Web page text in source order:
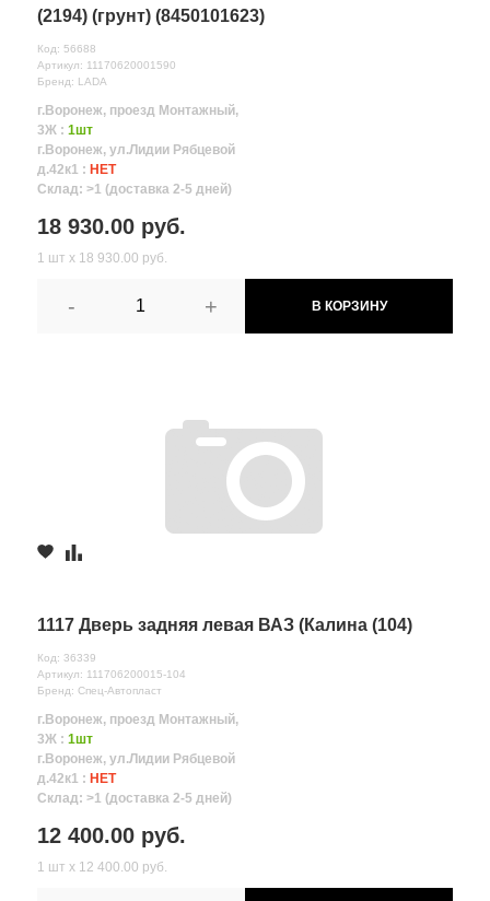
(2194) (грунт) (8450101623)
Код: 56688
Артикул: 11170620001590
Бренд: LADA
г.Воронеж, проезд Монтажный,
3Ж : 1шт
г.Воронеж, ул.Лидии Рябцевой
д.42к1 : НЕТ
Склад: >1 (доставка 2-5 дней)
18 930.00 руб.
1 шт х 18 930.00 руб.
- + В КОРЗИНУ
1117 Дверь задняя левая ВАЗ (Калина (104)
Код: 36339
Артикул: 111706200015-104
Бренд: Спец-Автопласт
г.Воронеж, проезд Монтажный,
3Ж : 1шт
г.Воронеж, ул.Лидии Рябцевой
д.42к1 : НЕТ
Склад: >1 (доставка 2-5 дней)
12 400.00 руб.
1 шт х 12 400.00 руб.